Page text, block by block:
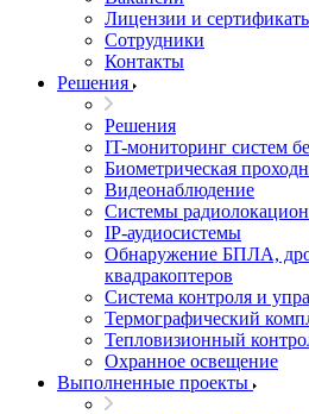
Лицензии и
Сотрудники
Контакты
Решения
Решения
IT-мониторинг систем
Биометрическая
Видеонаблюдение
Системы
IP-аудиосистемы
Обнаружение БПЛА,
квадракоптеров
Система контроля и
Термографический
Тепловизионный
Охранное освещение
Выполненные проекты